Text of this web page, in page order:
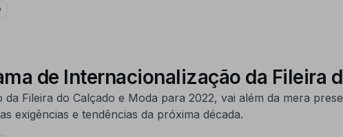
de Internacionalização da Fileira
Fileira do Calçado e Moda para 2022, vai além da mera
exigências e tendências da próxima década.